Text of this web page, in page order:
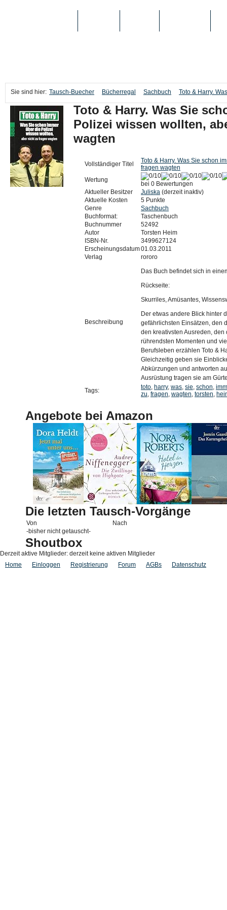
Sie sind hier: Tausch-Buecher Bücherregal Sachbuch Toto & Harry.
Toto & Harry. Was Sie
Polizei wissen wollten,
wagten
Vollständiger Titel
Toto & Harry. Was Sie schon
fragen wagten
Wertung
bei 0 Bewertungen
Aktueller Besitzer
Juliska (derzeit inaktiv)
Aktuelle Kosten
5 Punkte
Genre
Sachbuch
Buchformat:
Taschenbuch
Buchnummer
52492
Autor
Torsten Heim
ISBN-Nr.
3499627124
Erscheinungsdatum01.03.2011
Verlag
rororo
Beschreibung
Das Buch befindet sich in
Rückseite:
Skurriles, Amüsantes,
Der etwas andere Blick hinter
gefährlichsten Einsätzen, den
den kreativsten Ausreden,
rührendsten Momenten und
Berufsleben erzählen Toto &
Gleichzeitig geben sie
Abkürzungen und antworten
Ausrüstung tragen sie am
Tags:
toto, harry, was, sie, schon,
zu, fragen, wagten, torsten,
Angebote bei Amazon
Die letzten Tausch-Vorgänge
Von
Nach
-bisher nicht getauscht-
Shoutbox
Derzeit aktive Mitglieder: derzeit keine aktiven Mitglieder
Home
Einloggen Registrierung Forum AGBs Datenschutz